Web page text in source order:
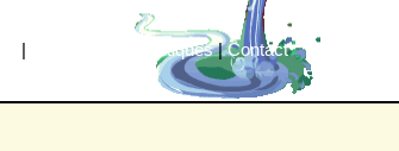
| Mouvements poétiques|Contact